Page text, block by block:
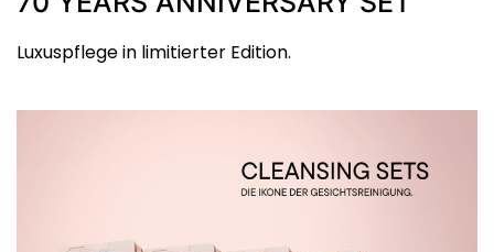
Luxuspflege in limitierter Edition.